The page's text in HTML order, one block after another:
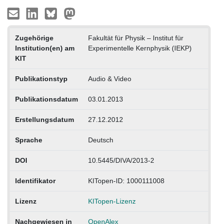
Zugehörige
Institution(en) am
KIT
Fakultät für Physik – Institut für
Experimentelle Kernphysik (IEKP)
Publikationstyp Audio & Video
Publikationsdatum 03.01.2013
Erstellungsdatum 27.12.2012
Sprache Deutsch
DOI 10.5445/DIVA/2013-2
Identifikator KITopen-ID: 1000111008
Lizenz KITopen-Lizenz
Nachgewiesen in OpenAlex